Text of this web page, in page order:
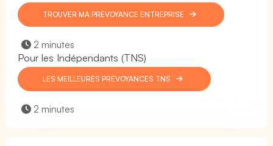
TROUVER MA PRÉVOYANCE ENTREPRISE
2 minutes
Pour les Indépendants (TNS)
LES MEILLEURES PRÉVOYANCES TNS
2 minutes